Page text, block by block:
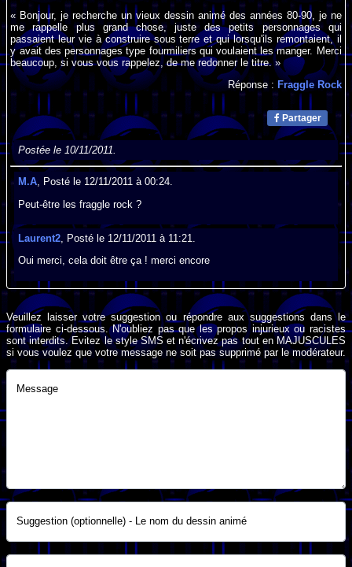
« Bonjour, je recherche un vieux dessin animé des années 80-90, je ne
me rappelle plus grand chose, juste des petits personnages qui
passaient leur vie à construire sous terre et qui lorsqu'ils remontaient, il
y avait des personnages type fourmiliers qui voulaient les manger. Merci
beaucoup, si vous vous rappelez, de me redonner le titre. »
Réponse : Fraggle Rock
Partager
Postée le 10/11/2011.
M.A, Posté le 12/11/2011 à 00:24.
Peut-être les fraggle rock ?
Laurent2, Posté le 12/11/2011 à 11:21.
Oui merci, cela doit être ça ! merci encore
Veuillez laisser votre suggestion ou répondre aux suggestions dans le
formulaire ci-dessous. N'oubliez pas que les propos injurieux ou racistes
sont interdits. Evitez le style SMS et n'écrivez pas tout en MAJUSCULES
si vous voulez que votre message ne soit pas supprimé par le modérateur.
Message
Suggestion (optionnelle) - Le nom du dessin animé